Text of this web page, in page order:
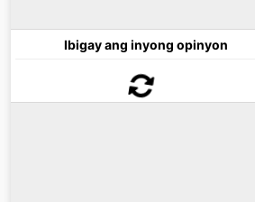
Ibigay ang inyong opinyon